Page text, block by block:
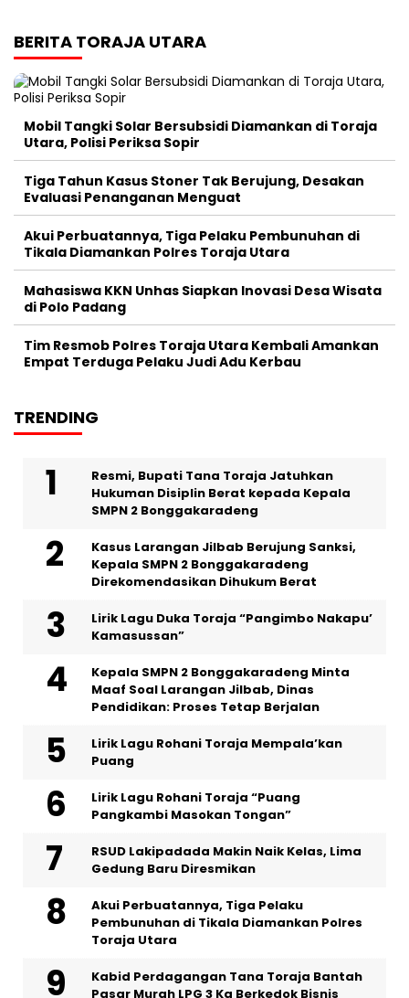
BERITA TORAJA UTARA
Mobil Tangki Solar Bersubsidi Diamankan di Toraja
Utara, Polisi Periksa Sopir
Tiga Tahun Kasus Stoner Tak Berujung, Desakan
Evaluasi Penanganan Menguat
Akui Perbuatannya, Tiga Pelaku Pembunuhan di
Tikala Diamankan Polres Toraja Utara
Mahasiswa KKN Unhas Siapkan Inovasi Desa Wisata
di Polo Padang
Tim Resmob Polres Toraja Utara Kembali Amankan
Empat Terduga Pelaku Judi Adu Kerbau
TRENDING
Resmi, Bupati Tana Toraja Jatuhkan
Hukuman Disiplin Berat kepada Kepala
SMPN 2 Bonggakaradeng
Kasus Larangan Jilbab Berujung Sanksi,
Kepala SMPN 2 Bonggakaradeng
Direkomendasikan Dihukum Berat
Lirik Lagu Duka Toraja “Pangimbo Nakapu’
Kamasussan”
Kepala SMPN 2 Bonggakaradeng Minta
Maaf Soal Larangan Jilbab, Dinas
Pendidikan: Proses Tetap Berjalan
Lirik Lagu Rohani Toraja Mempala’kan
Puang
Lirik Lagu Rohani Toraja “Puang
Pangkambi Masokan Tongan”
RSUD Lakipadada Makin Naik Kelas, Lima
Gedung Baru Diresmikan
Akui Perbuatannya, Tiga Pelaku
Pembunuhan di Tikala Diamankan Polres
Toraja Utara
Kabid Perdagangan Tana Toraja Bantah
Pasar Murah LPG 3 Kg Berkedok Bisnis